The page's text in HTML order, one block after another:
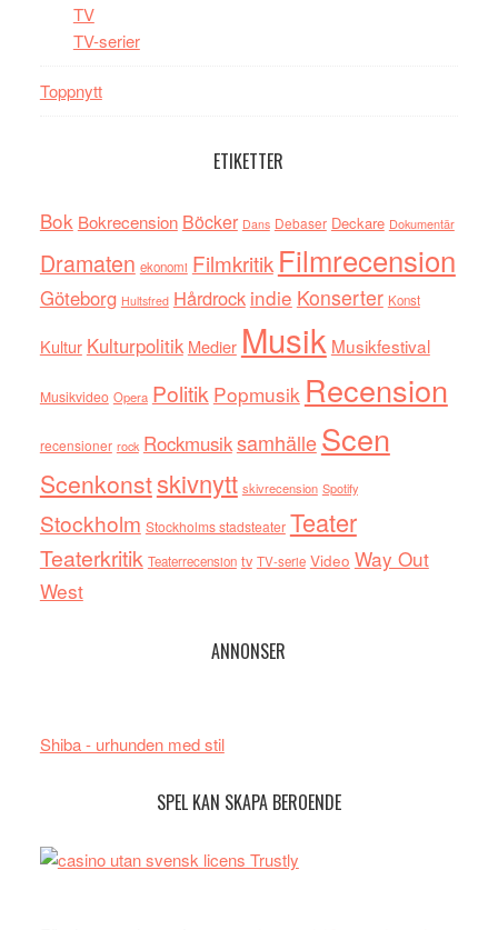
TV
TV-serier
Toppnytt
ETIKETTER
Bok Bokrecension Böcker Dans Debaser Deckare Dokumentär
Dramaten ekonomi Filmkritik Filmrecension
Göteborg Hultsfred Hårdrock indie Konserter Konst
Kultur Kulturpolitik Medier Musik Musikfestival
Musikvideo Opera Politik Popmusik Recension
recensioner rock RockmusiksamhälleScen
Scenkonstskivnytt skivrecension Spotify
Stockholm Stockholms stadsteater Teater
Teaterkritik Teaterrecension tv TV-serie Video Way Out
West
ANNONSER
Shiba - urhunden med stil
SPEL KAN SKAPA BEROENDE